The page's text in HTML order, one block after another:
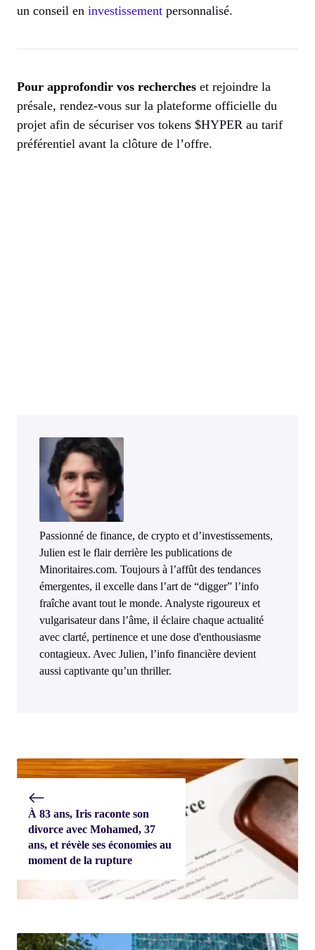
un conseil en investissement personnalisé.
Pour approfondir vos recherches et rejoindre la
présale, rendez-vous sur la plateforme officielle du
projet afin de sécuriser vos tokens $HYPER au tarif
préférentiel avant la clôture de l’offre.
Passionné de finance, de crypto et d’investissements,
Julien est le flair derrière les publications de
Minoritaires.com. Toujours à l’affût des tendances
émergentes, il excelle dans l’art de “digger” l’info
fraîche avant tout le monde. Analyste rigoureux et
vulgarisateur dans l’âme, il éclaire chaque actualité
avec clarté, pertinence et une dose d'enthousiasme
contagieux. Avec Julien, l’info financière devient
aussi captivante qu’un thriller.
À 83 ans, Iris raconte son
divorce avec Mohamed, 37
ans, et révèle ses économies au
moment de la rupture